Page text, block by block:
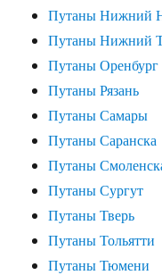
Путаны Нижний
Путаны Нижний
Путаны Оренбург
Путаны Рязань
Путаны Самары
Путаны Саранска
Путаны
Путаны Сургут
Путаны Тверь
Путаны Тольятти
Путаны Тюмени